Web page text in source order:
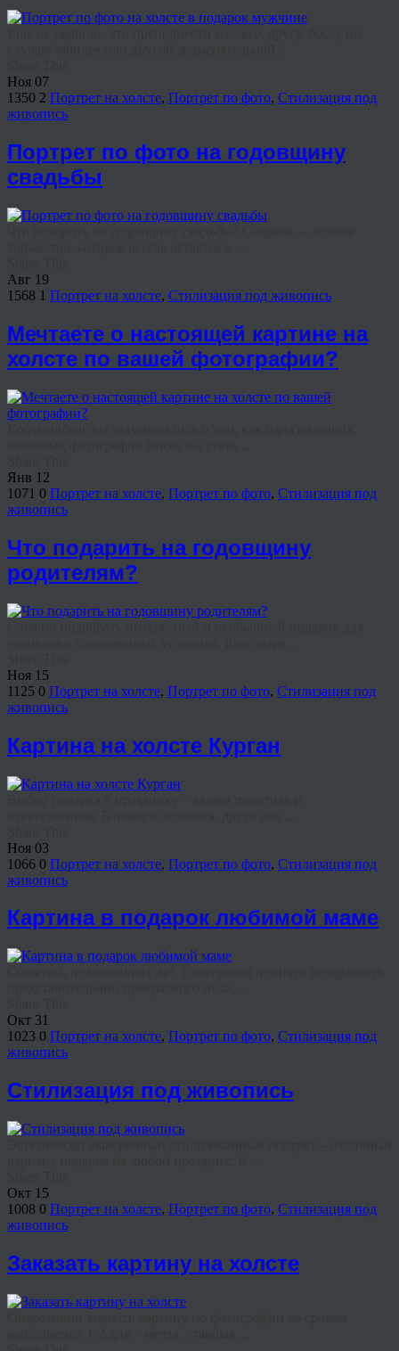
Ноя 07
1350 2 Портрет на холсте, Портрет по фото, Стилизация под
живопись
Портрет по фото на годовщину
свадьбы
Авг 19
1568 1 Портрет на холсте, Стилизация под живопись
Мечтаете о настоящей картине на
холсте по вашей фотографии?
Янв 12
1071 0 Портрет на холсте, Портрет по фото, Стилизация под
живопись
Что подарить на годовщину
родителям?
Ноя 15
1125 0 Портрет на холсте, Портрет по фото, Стилизация под
живопись
Картина на холсте Курган
Ноя 03
1066 0 Портрет на холсте, Портрет по фото, Стилизация под
живопись
Картина в подарок любимой маме
Окт 31
1023 0 Портрет на холсте, Портрет по фото, Стилизация под
живопись
Стилизация под живопись
Окт 15
1008 0 Портрет на холсте, Портрет по фото, Стилизация под
живопись
Заказать картину на холсте